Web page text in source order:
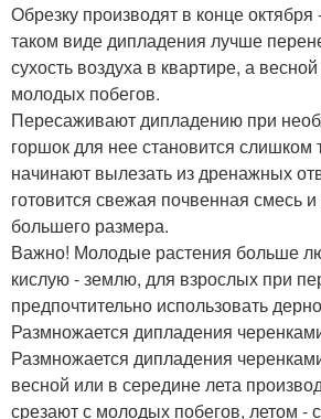
Обрезку производят в конце
таком виде дипладения лучше
сухость воздуха в квартире, а
молодых побегов.
Пересаживают дипладению при
горшок для нее становится слишком
начинают вылезать из дренажных
готовится свежая почвенная смесь
большего размера.
Важно! Молодые растения больше
кислую - землю, для взрослых при
предпочтительно использовать
Размножается дипладения
Размножается дипладения
весной или в середине лета
срезают с молодых побегов, летом -